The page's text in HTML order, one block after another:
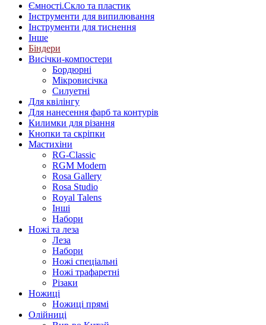
Ємності.Скло та пластик
Інструменти для випилювання
Інструменти для тиснення
Інше
Біндери
Висічки-компостери
Бордюрні
Мікровисічка
Силуетні
Для квілінгу
Для нанесення фарб та контурів
Килимки для різання
Кнопки та скріпки
Мастихіни
RG-Classic
RGM Modern
Rosa Gallery
Rosa Studio
Royal Talens
Інші
Набори
Ножі та леза
Леза
Набори
Ножі спеціальні
Ножі трафаретні
Різаки
Ножиці
Ножиці прямі
Олійниці